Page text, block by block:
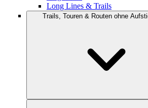
Long Lines & Trails
Trails, Touren & Routen ohne